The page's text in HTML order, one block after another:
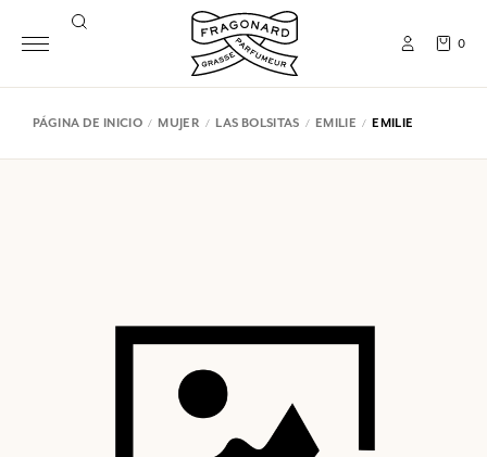
0
PÁGINA DE INICIO MUJER LAS BOLSITAS EMILIE EMILIE